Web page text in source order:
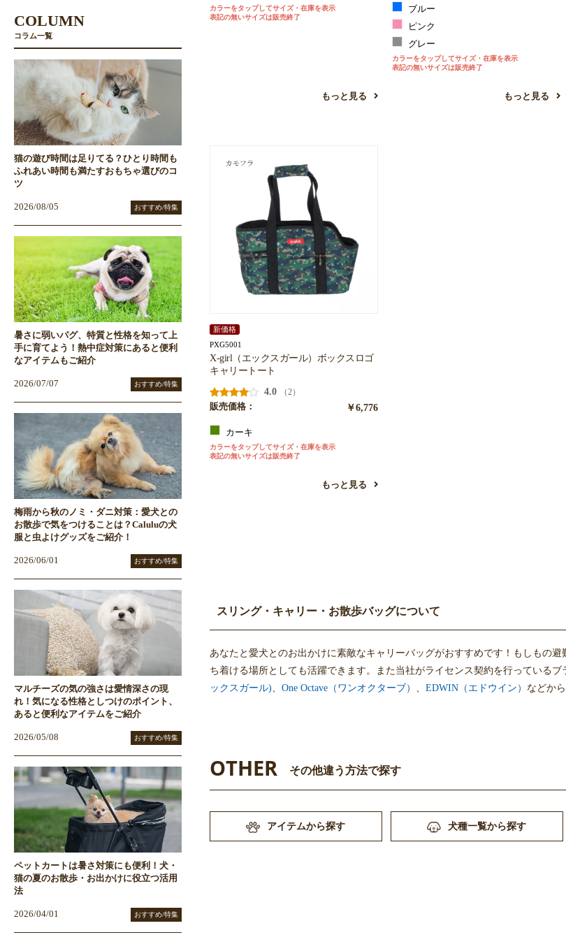
カラーをタップしてサイズ・在庫を表示
表記の無いサイズは販売終了
もっと見る
ブルー
ピンク
グレー
カラーをタップしてサイズ・在庫を表示
表記の無いサイズは販売終了
もっと見る
新価格
PXG5001
X-girl（エックスガール）ボックスロゴ
キャリートート
4.0
（2）
販売価格：
￥6,776
カーキ
カラーをタップしてサイズ・在庫を表示
表記の無いサイズは販売終了
もっと見る
スリング・キャリー・お散歩バッグについて
あなたと愛犬とのお出かけに素敵なキャリーバッグがおすすめです！もしもの
ち着ける場所としても活躍できます。また当社がライセンス契約を行っている
ックスガール)、 One Octave（ワンオクターブ） 、 EDWIN（エドウイン） などか
OTHER その他違う方法で探す
アイテムから探す 犬種一覧から探す
COLUMN
コラム一覧
猫の遊び時間は足りてる？ひとり時間も
ふれあい時間も満たすおもちゃ選びのコ
ツ
2026/08/05 おすすめ/特集
暑さに弱いパグ、特質と性格を知って上
手に育てよう！熱中症対策にあると便利
なアイテムもご紹介
2026/07/07 おすすめ/特集
梅雨から秋のノミ・ダニ対策：愛犬との
お散歩で気をつけることは？Caluluの犬
服と虫よけグッズをご紹介！
2026/06/01 おすすめ/特集
マルチーズの気の強さは愛情深さの現
れ！気になる性格としつけのポイント、
あると便利なアイテムをご紹介
2026/05/08 おすすめ/特集
ペットカートは暑さ対策にも便利！犬・
猫の夏のお散歩・お出かけに役立つ活用
法
2026/04/01 おすすめ/特集